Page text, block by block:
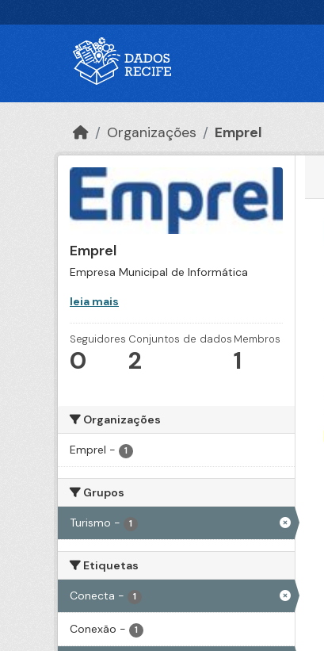
Organizações Emprel
Emprel
Empresa Municipal de Informática
leia mais
Seguidores
0
Conjuntos de dados
2
Membros
1
Organizações
Emprel - 1
Grupos
Turismo - 1
Etiquetas
Conecta - 1
Conexão - 1